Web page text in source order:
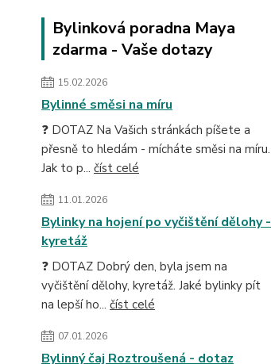
Bylinková poradna Maya
zdarma - Vaše dotazy
15.02.2026
Bylinné směsi na míru
❓ DOTAZ Na Vašich stránkách píšete a
přesně to hledám - mícháte směsi na míru.
Jak to p... číst celé
11.01.2026
Bylinky na hojení po vyčištění dělohy -
kyretáž
❓ DOTAZ Dobrý den, byla jsem na
vyčištění dělohy, kyretáž. Jaké bylinky pít
na lepší ho... číst celé
07.01.2026
Bylinný čaj Roztroušená - dotaz